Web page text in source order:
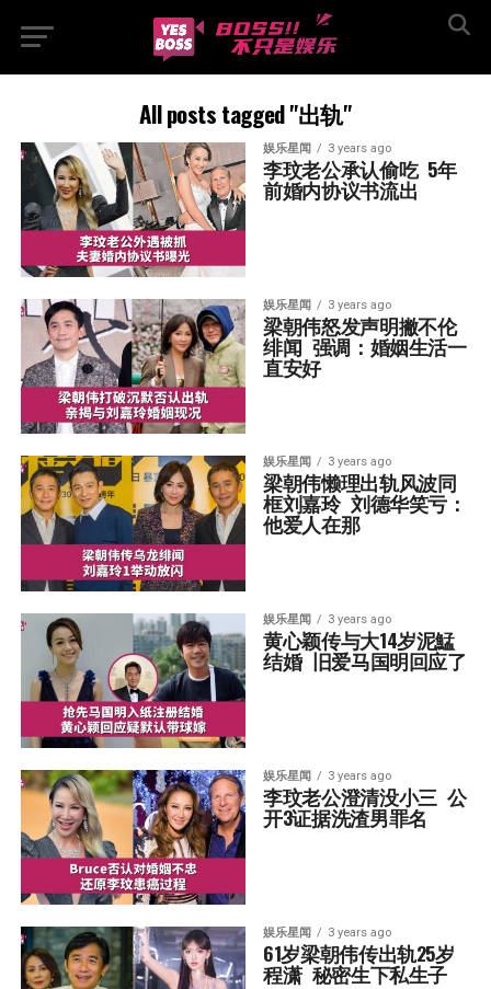
All posts tagged "出轨"
娱乐星闻 3 years ago
李玟老公承认偷吃  5年
前婚内协议书流出
娱乐星闻 3 years ago
梁朝伟怒发声明撇不伦
绯闻  强调：婚姻生活一
直安好
娱乐星闻 3 years ago
梁朝伟懒理出轨风波同
框刘嘉玲  刘德华笑亏：
他爱人在那
娱乐星闻 3 years ago
黄心颖传与大14岁泥鯭
结婚  旧爱马国明回应了
娱乐星闻 3 years ago
李玟老公澄清没小三  公
开3证据洗渣男罪名
娱乐星闻 3 years ago
61岁梁朝伟传出轨25岁
程潇  秘密生下私生子